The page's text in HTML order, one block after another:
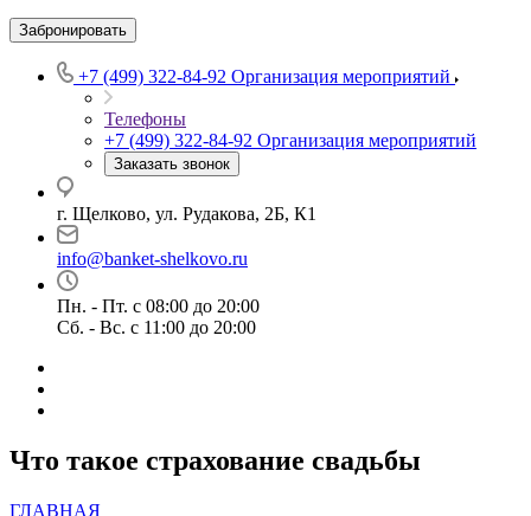
Забронировать
+7 (499) 322-84-92 Организация мероприятий
Телефоны
+7 (499) 322-84-92 Организация мероприятий
Заказать звонок
г. Щелково, ул. Рудакова, 2Б, К1
info@banket-shelkovo.ru
Пн. - Пт. с 08:00 до 20:00
Сб. - Вс. с 11:00 до 20:00
Что такое страхование свадьбы
ГЛАВНАЯ